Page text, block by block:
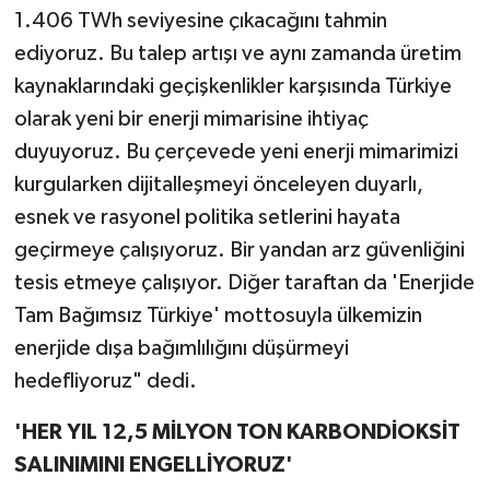
1.406 TWh seviyesine çıkacağını tahmin
ediyoruz. Bu talep artışı ve aynı zamanda üretim
kaynaklarındaki geçişkenlikler karşısında Türkiye
olarak yeni bir enerji mimarisine ihtiyaç
duyuyoruz. Bu çerçevede yeni enerji mimarimizi
kurgularken dijitalleşmeyi önceleyen duyarlı,
esnek ve rasyonel politika setlerini hayata
geçirmeye çalışıyoruz. Bir yandan arz güvenliğini
tesis etmeye çalışıyor. Diğer taraftan da 'Enerjide
Tam Bağımsız Türkiye' mottosuyla ülkemizin
enerjide dışa bağımlılığını düşürmeyi
hedefliyoruz" dedi.
'HER YIL 12,5 MİLYON TON KARBONDİOKSİT
SALINIMINI ENGELLİYORUZ'